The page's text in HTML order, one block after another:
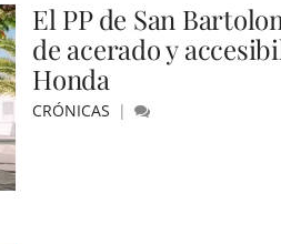
El PP de San
de acerado y
Honda
CRÓNICAS